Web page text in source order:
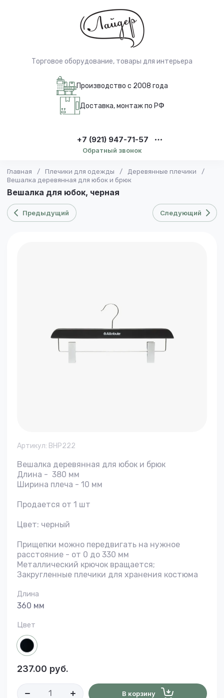
Торговое оборудование, товары для интерьера
Производство с 2008 года
Доставка, монтаж по РФ
+7 (921) 947-71-57
Обратный звонок
Главная / Плечики для одежды / Деревянные плечики
/
Вешалка деревянная для юбок и брюк
Вешалка для юбок, черная
Предыдущий Следующий
Артикул: BHP222
Вешалка деревянная для юбок и брюк
Длина - 380 мм
Ширина плеча - 10 мм
Продается от 1 шт
Цвет: черный
Прищепки можно передвигать на нужное
расстояние - от 0 до 330 мм
Металлический крючок вращается;
Закругленные плечики для хранения костюма
Длина
360 мм
Цвет
237.00 руб.
В корзину